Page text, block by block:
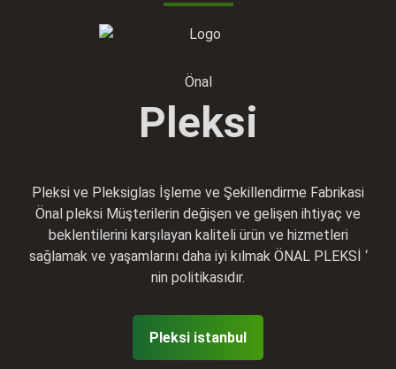
Önal
Pleksi
Pleksi ve Pleksiglas İşleme ve Şekillendirme Fabrikasi
Önal pleksi Müşterilerin değişen ve gelişen ihtiyaç ve
beklentilerini karşılayan kaliteli ürün ve hizmetleri
sağlamak ve yaşamlarını daha iyi kılmak ÖNAL PLEKSİ ‘
nin politikasıdır.
Pleksi istanbul